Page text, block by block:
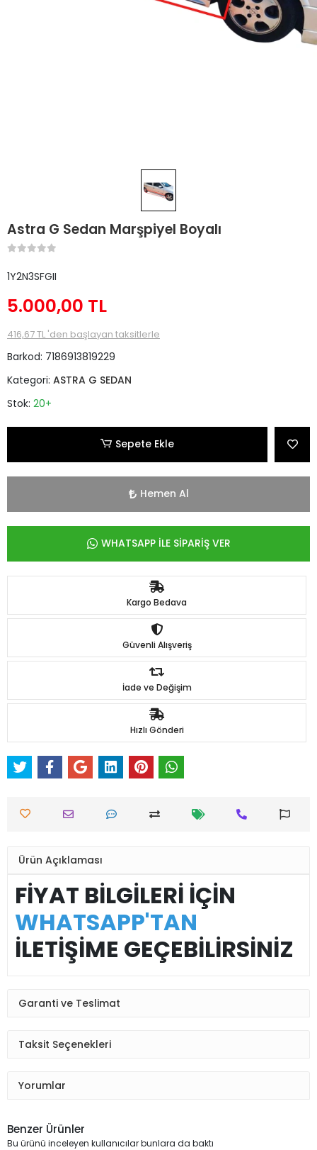
Astra G Sedan Marşpiyel Boyalı
1Y2N3SFGII
5.000,00 TL
416,67 TL 'den başlayan taksitlerle
Barkod: 7186913819229
Kategori: ASTRA G SEDAN
Stok: 20+
Sepete Ekle
Hemen Al
WHATSAPP İLE SİPARİŞ VER
Kargo Bedava
Güvenli Alışveriş
İade ve Değişim
Hızlı Gönderi
Ürün Açıklaması
FİYAT BİLGİLERİ İÇİN
WHATSAPP'TAN
İLETİŞİME GEÇEBİLİRSİNİZ
Garanti ve Teslimat
Taksit Seçenekleri
Yorumlar
Benzer Ürünler
Bu ürünü inceleyen kullanıcılar bunlara da baktı